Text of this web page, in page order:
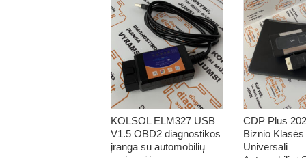
KOLSOL ELM327 USB
V1.5 OBD2 diagnostikos
įranga su automobilių
CDP Plus
Biznio
Universali